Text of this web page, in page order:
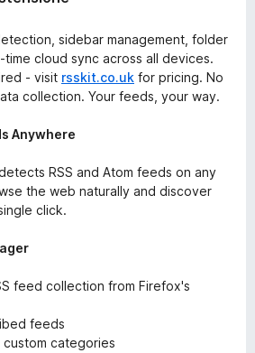
sidebar management, folder
cloud sync across all devices.
- visit rsskit.co.uk for pricing. No
collection. Your feeds, your way.
Anywhere
RSS and Atom feeds on any
the web naturally and discover
click.
feed collection from Firefox's
feeds
categories